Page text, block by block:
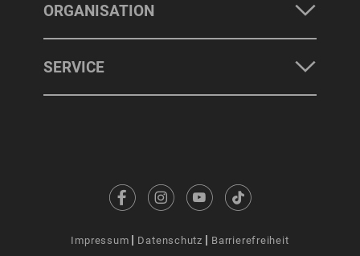
ORGANISATION
SERVICE
Impressum Datenschutz Barrierefreiheit